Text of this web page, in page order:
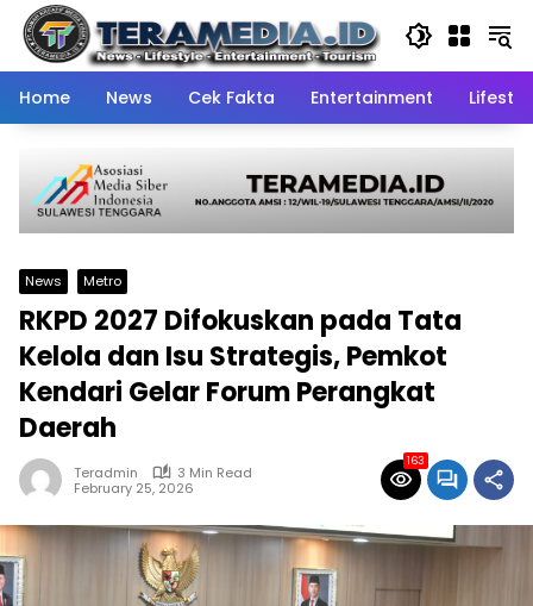
Skip
content
Home
News Cek Fakta Entertainment
News Metro
RKPD 2027 Difokuskan pada Tata
Kelola dan Isu Strategis, Pemkot
Kendari Gelar Forum Perangkat
Daerah
Teradmin
3 Min Read
February 25, 2026
163